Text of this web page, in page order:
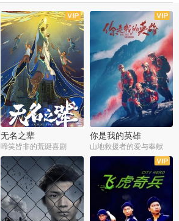
无名之辈
啼笑皆非的荒诞喜剧
你是我的英雄
山地救援者的爱与奉献